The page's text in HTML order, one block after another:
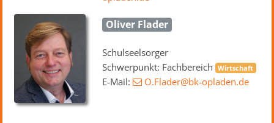
Oliver Flader
Schulseelsorger
Schwerpunkt: Fachbereich
Wirtschaft
E-Mail: O.Flader@bk-opladen.de